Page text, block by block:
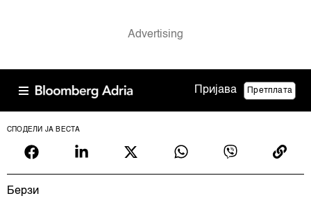
Пријава Претплата
СПОДЕЛИ ЈА ВЕСТА
Берзи